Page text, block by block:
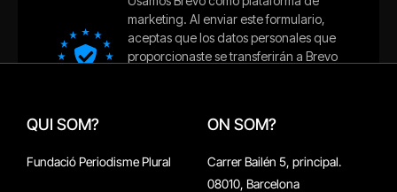
QUI SOM?
Fundació Periodisme Plural
ON SOM?
Carrer Bailén 5, principal.
08010, Barcelona